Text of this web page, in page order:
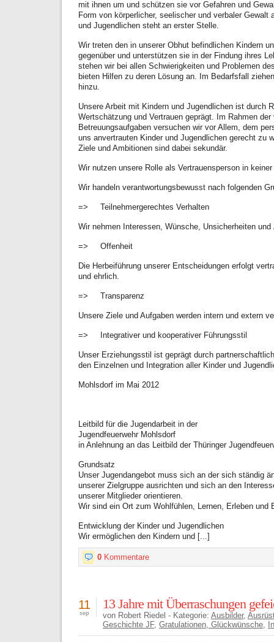
mit ihnen um und schützen sie vor Gefahren und
Form von körperlicher, seelischer und verbaler Gewalt
und Jugendlichen steht an erster Stelle.
Wir treten den in unserer Obhut befindlichen Kindern
gegenüber und unterstützen sie in der Findung ihres
stehen wir bei allen Schwierigkeiten und Problemen
bieten Hilfen zu deren Lösung an. Im Bedarfsfall
hinzu.
Unsere Arbeit mit Kindern und Jugendlichen ist durch
Wertschätzung und Vertrauen geprägt. Im Rahmen
Betreuungsaufgaben versuchen wir vor Allem, dem
uns anvertrauten Kinder und Jugendlichen gerecht zu
Ziele und Ambitionen sind dabei sekundär.
Wir nutzen unsere Rolle als Vertrauensperson in
Wir handeln verantwortungsbewusst nach folgenden
=> Teilnehmergerechtes Verhalten
Wir nehmen Interessen, Wünsche, Unsicherheiten
=> Offenheit
Die Herbeiführung unserer Entscheidungen erfolgt
und ehrlich.
=> Transparenz
Unsere Ziele und Aufgaben werden intern und extern
=> Integrativer und kooperativer Führungsstil
Unser Erziehungsstil ist geprägt durch
den Einzelnen und Integration aller Kinder und
Mohlsdorf im Mai 2012
Leitbild für die Jugendarbeit in der
Jugendfeuerwehr Mohlsdorf
in Anlehnung an das Leitbild der Thüringer
Grundsatz
Unser Jugendangebot muss sich an der sich ständig
unserer Zielgruppe ausrichten und sich an den
unserer Mitglieder orientieren.
Wir sind ein Ort zum Wohlfühlen, Lernen, Erleben und
Entwicklung der Kinder und Jugendlichen
Wir ermöglichen den Kindern und [...]
0 Kommentare
13 Jahre mit Überraschungen
11
sep von Robert Riedel - Kategorie: Ausbilder,
Geschichte JF, Gratulationen, Glückwünsche,